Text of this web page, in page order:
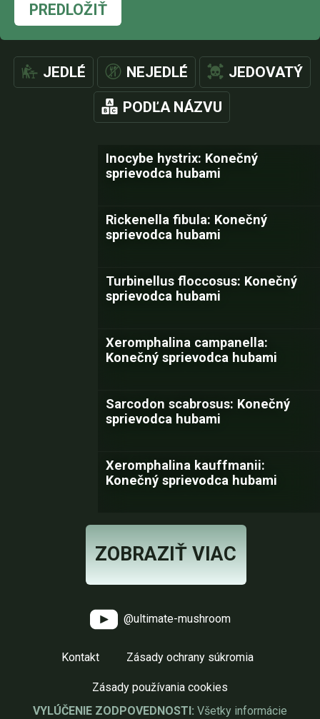
PREDLOŽIŤ
JEDLÉ NEJEDLÉ JEDOVATÝ
PODĽA NÁZVU
Inocybe hystrix: Konečný
sprievodca hubami
Rickenella fibula: Konečný
sprievodca hubami
Turbinellus floccosus: Konečný
sprievodca hubami
Xeromphalina campanella:
Konečný sprievodca hubami
Sarcodon scabrosus: Konečný
sprievodca hubami
Xeromphalina kauffmanii:
Konečný sprievodca hubami
ZOBRAZIŤ VIAC
@ultimate-mushroom
Kontakt Zásady ochrany súkromia
Zásady používania cookies
VYLÚČENIE ZODPOVEDNOSTI: Všetky informácie